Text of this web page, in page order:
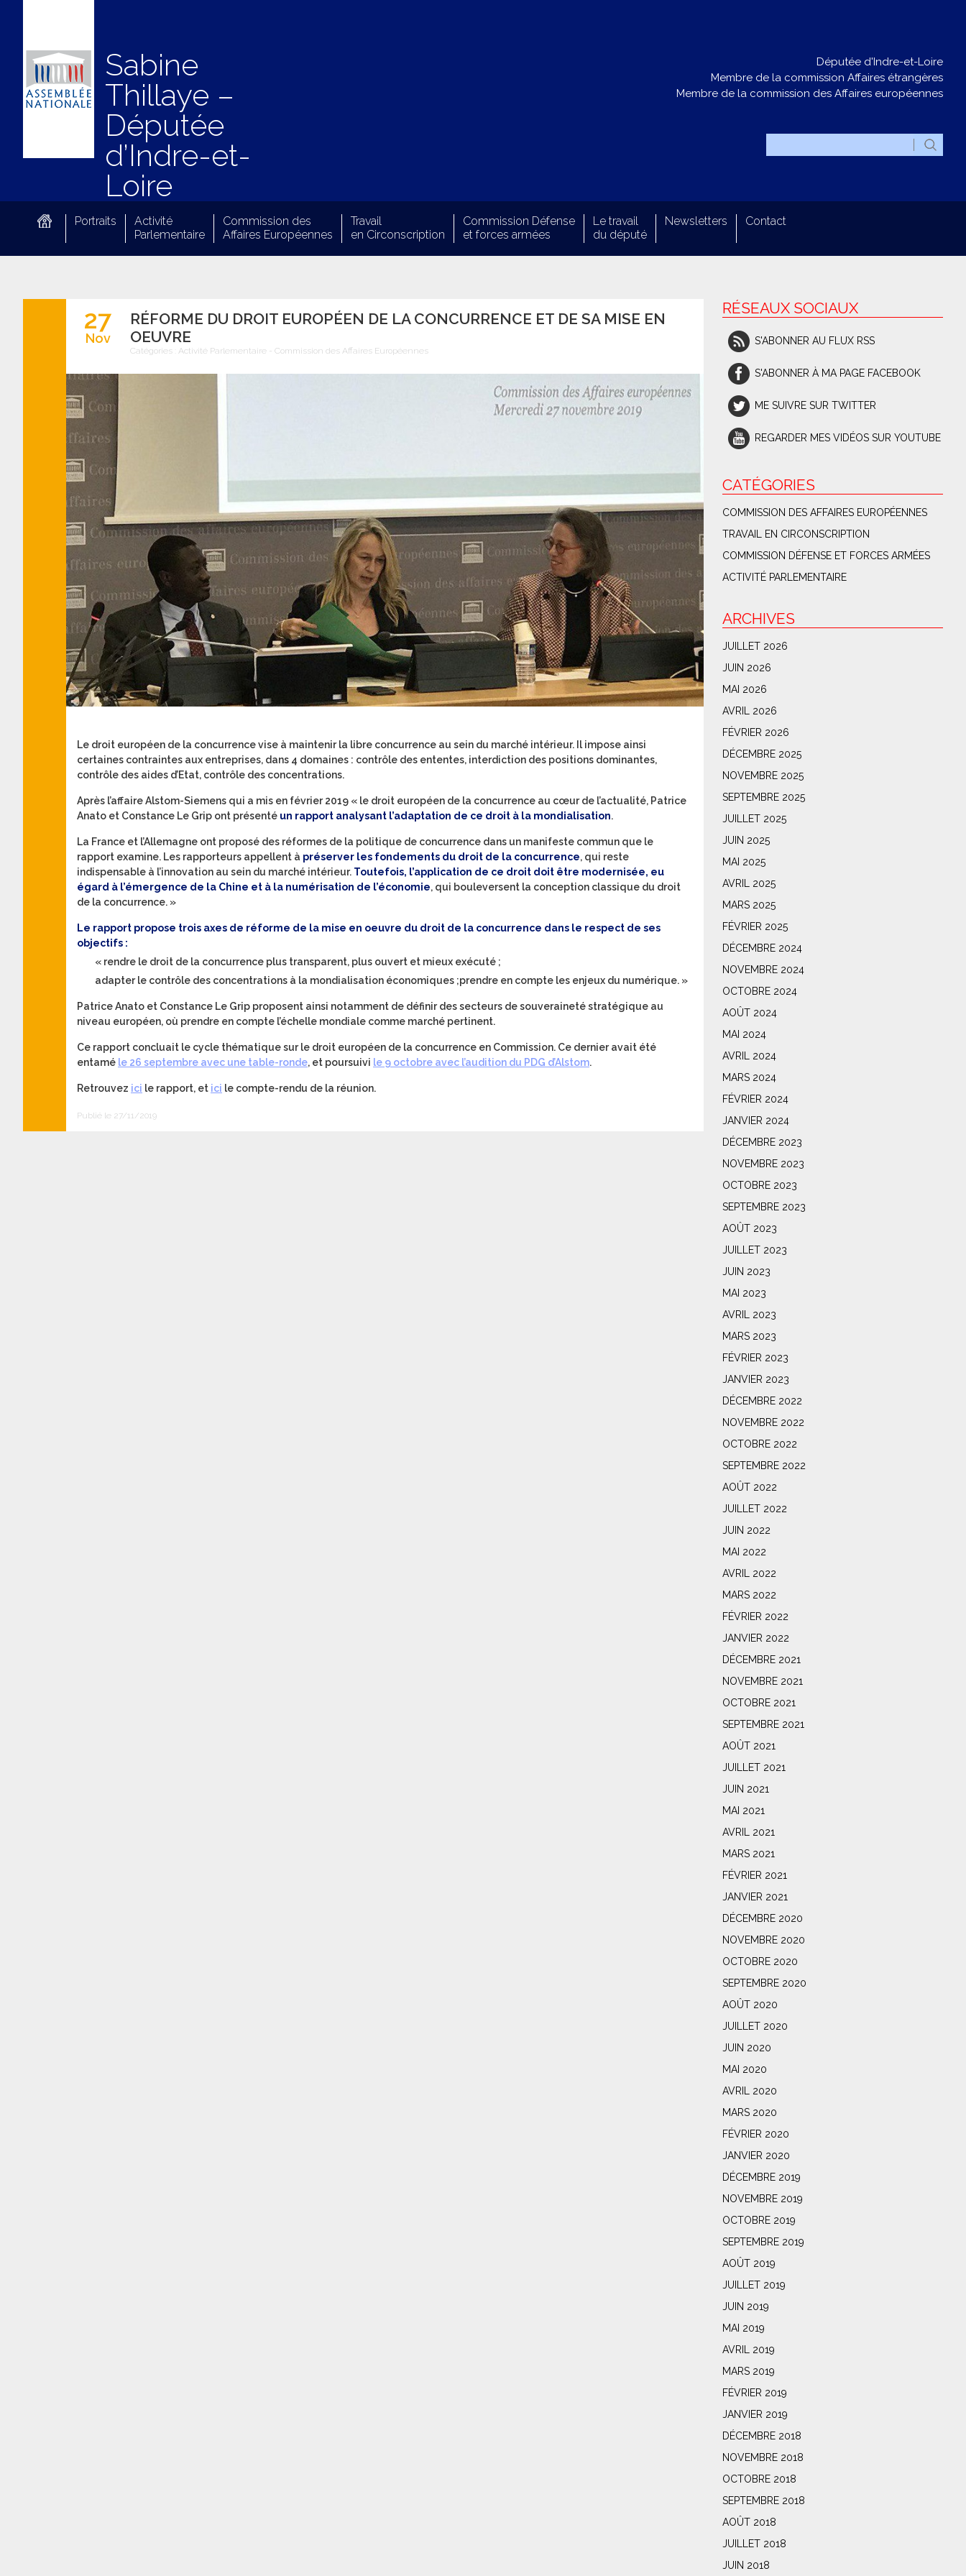
Sabine
Thillaye –
Députée
d’Indre-et-
Loire
Députée d'Indre-et-Loire
Membre de la commission Affaires étrangères
Membre de la commission des Affaires européennes
Portraits
Activité
Parlementaire
Commission des
Affaires Européennes
Travail
en Circonscription
Commission Défense
et forces armées
Le travail
du député
Newsletters Contact
27
Nov
RÉFORME DU DROIT EUROPÉEN DE LA CONCURRENCE ET DE SA MISE EN
OEUVRE
Catégories : Activité Parlementaire- Commission des Affaires Européennes
Le droit européen de la concurrence vise à maintenir la libre concurrence au sein du marché intérieur. Il impose ainsi
certaines contraintes aux entreprises, dans 4 domaines : contrôle des ententes, interdiction des positions dominantes,
contrôle des aides d’Etat, contrôle des concentrations.
Après l’affaire Alstom-Siemens qui a mis en février 2019 « le droit européen de la concurrence au cœur de l’actualité, Patrice
Anato et Constance Le Grip ont présenté un rapport analysant l’adaptation de ce droit à la mondialisation.
La France et l’Allemagne ont proposé des réformes de la politique de concurrence dans un manifeste commun que le
rapport examine. Les rapporteurs appellent à préserver les fondements du droit de la concurrence, qui reste
indispensable à l’innovation au sein du marché intérieur. Toutefois, l’application de ce droit doit être modernisée, eu
égard à l’émergence de la Chine et à la numérisation de l’économie, qui bouleversent la conception classique du droit
de la concurrence. »
Le rapport propose trois axes de réforme de la mise en oeuvre du droit de la concurrence dans le respect de ses
objectifs :
« rendre le droit de la concurrence plus transparent, plus ouvert et mieux exécuté ;
adapter le contrôle des concentrations à la mondialisation économiques ;prendre en compte les enjeux du numérique. »
Patrice Anato et Constance Le Grip proposent ainsi notamment de définir des secteurs de souveraineté stratégique au
niveau européen, où prendre en compte l’échelle mondiale comme marché pertinent.
Ce rapport concluait le cycle thématique sur le droit européen de la concurrence en Commission. Ce dernier avait été
entamé le 26 septembre avec une table-ronde, et poursuivi le 9 octobre avec l’audition du PDG d’Alstom.
Retrouvez ici le rapport, et ici le compte-rendu de la réunion.
Publié le 27/11/2019
RÉSEAUX SOCIAUX
S'ABONNER AU FLUX RSS
S'ABONNER À MA PAGE FACEBOOK
ME SUIVRE SUR TWITTER
REGARDER MES VIDÉOS SUR YOUTUBE
CATÉGORIES
COMMISSION DES AFFAIRES EUROPÉENNES
TRAVAIL EN CIRCONSCRIPTION
COMMISSION DÉFENSE ET FORCES ARMÉES
ACTIVITÉ PARLEMENTAIRE
ARCHIVES
JUILLET 2026
JUIN 2026
MAI 2026
AVRIL 2026
FÉVRIER 2026
DÉCEMBRE 2025
NOVEMBRE 2025
SEPTEMBRE 2025
JUILLET 2025
JUIN 2025
MAI 2025
AVRIL 2025
MARS 2025
FÉVRIER 2025
DÉCEMBRE 2024
NOVEMBRE 2024
OCTOBRE 2024
AOÛT 2024
MAI 2024
AVRIL 2024
MARS 2024
FÉVRIER 2024
JANVIER 2024
DÉCEMBRE 2023
NOVEMBRE 2023
OCTOBRE 2023
SEPTEMBRE 2023
AOÛT 2023
JUILLET 2023
JUIN 2023
MAI 2023
AVRIL 2023
MARS 2023
FÉVRIER 2023
JANVIER 2023
DÉCEMBRE 2022
NOVEMBRE 2022
OCTOBRE 2022
SEPTEMBRE 2022
AOÛT 2022
JUILLET 2022
JUIN 2022
MAI 2022
AVRIL 2022
MARS 2022
FÉVRIER 2022
JANVIER 2022
DÉCEMBRE 2021
NOVEMBRE 2021
OCTOBRE 2021
SEPTEMBRE 2021
AOÛT 2021
JUILLET 2021
JUIN 2021
MAI 2021
AVRIL 2021
MARS 2021
FÉVRIER 2021
JANVIER 2021
DÉCEMBRE 2020
NOVEMBRE 2020
OCTOBRE 2020
SEPTEMBRE 2020
AOÛT 2020
JUILLET 2020
JUIN 2020
MAI 2020
AVRIL 2020
MARS 2020
FÉVRIER 2020
JANVIER 2020
DÉCEMBRE 2019
NOVEMBRE 2019
OCTOBRE 2019
SEPTEMBRE 2019
AOÛT 2019
JUILLET 2019
JUIN 2019
MAI 2019
AVRIL 2019
MARS 2019
FÉVRIER 2019
JANVIER 2019
DÉCEMBRE 2018
NOVEMBRE 2018
OCTOBRE 2018
SEPTEMBRE 2018
AOÛT 2018
JUILLET 2018
JUIN 2018